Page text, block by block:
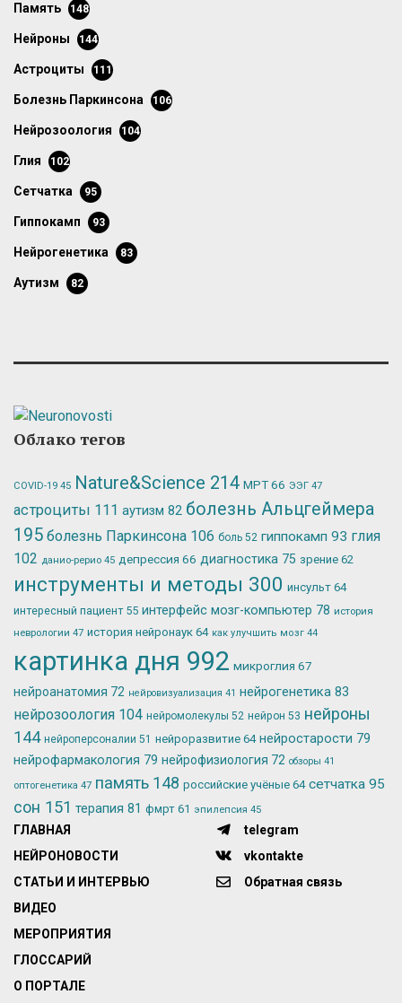
память 148
нейроны 144
астроциты 111
болезнь Паркинсона 106
нейрозоология 104
глия 102
сетчатка 95
гиппокамп 93
нейрогенетика 83
аутизм 82
Облако тегов
COVID-19 45 Nature&Science 214 МРТ66 ЭЭГ 47
астроциты 111 аутизм 82 болезнь Альцгеймера
195 болезнь Паркинсона 106 боль 52 гиппокамп 93 глия
102 данио-рерио 45 депрессия 66 диагностика 75 зрение 62
инструменты и методы 300 инсульт 64
интересный пациент 55 интерфейс мозг-компьютер 78 история
неврологии 47 история нейронаук 64 как улучшить мозг 44
картинка дня 992 микроглия 67
нейроанатомия 72 нейровизуализация 41 нейрогенетика 83
нейрозоология 104 нейромолекулы 52 нейрон 53 нейроны
144 нейроперсоналии 51 нейроразвитие 64 нейростарости 79
нейрофармакология 79 нейрофизиология 72 обзоры 41
оптогенетика 47 память 148 российские учёные 64 сетчатка 95
сон 151 терапия 81 фмрт 61 эпилепсия 45
ГЛАВНАЯ
НЕЙРОНОВОСТИ
СТАТЬИ И ИНТЕРВЬЮ
ВИДЕО
МЕРОПРИЯТИЯ
ГЛОССАРИЙ
О ПОРТАЛЕ
telegram
vkontakte
Обратная связь